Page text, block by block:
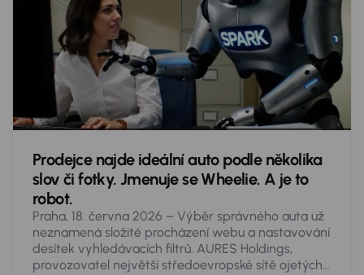
Prodejce najde ideální auto podle několika
slov či fotky. Jmenuje se Wheelie. A je to
robot.
Praha, 18. června 2026 – Výběr správného auta už
neznamená složité procházení webu a nastavování
desítek vyhledávacích filtrů. AURES Holdings,
provozovatel největší středoevropské sítě ojetých